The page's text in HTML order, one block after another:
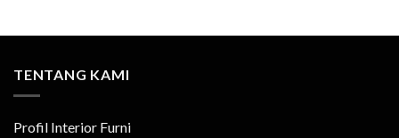
TENTANG KAMI
Profil Interior Furni